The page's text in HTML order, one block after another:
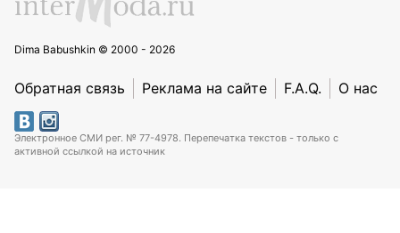
Dima Babushkin © 2000 - 2026
Обратная связь Реклама на сайте F.A.Q. О нас
Электронное СМИ рег. № 77-4978. Перепечатка текстов - только с
активной ссылкой на источник